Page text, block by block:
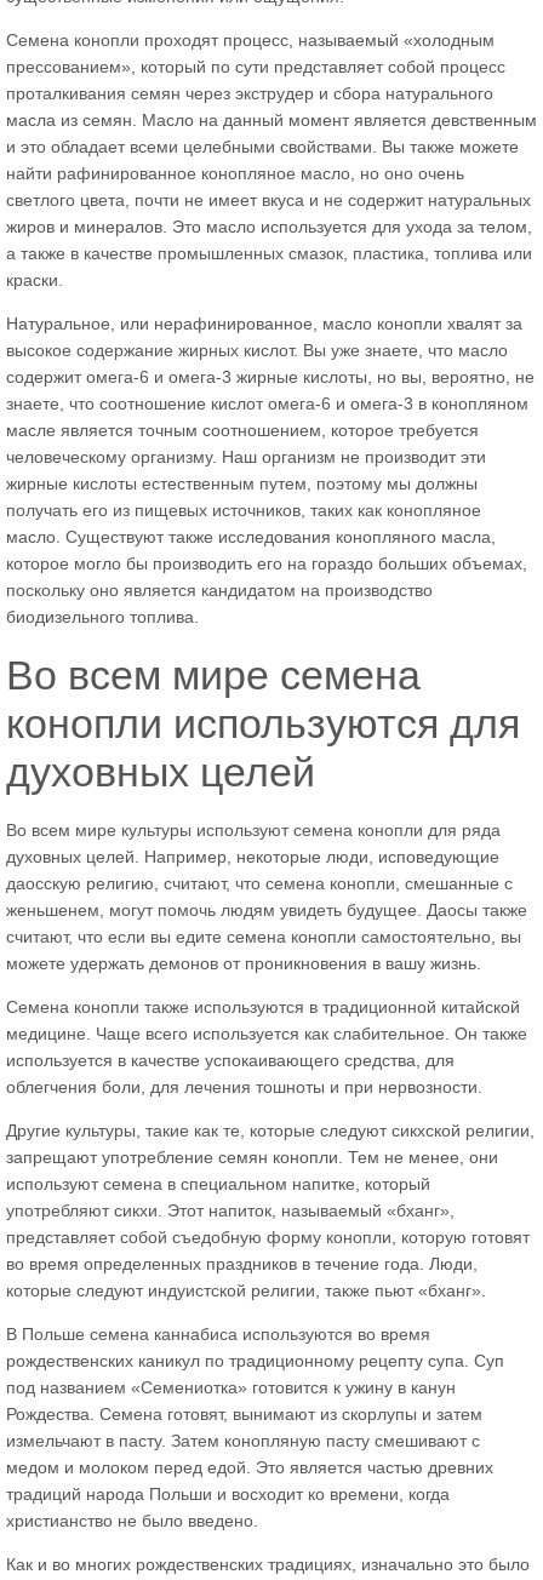
Семена конопли проходят процесс, называемый «холодным
прессованием», который по сути представляет собой процесс
проталкивания семян через экструдер и сбора натурального
масла из семян. Масло на данный момент является девственным
и это обладает всеми целебными свойствами. Вы также можете
найти рафинированное конопляное масло, но оно очень
светлого цвета, почти не имеет вкуса и не содержит натуральных
жиров и минералов. Это масло используется для ухода за телом,
а также в качестве промышленных смазок, пластика, топлива или
краски.
Натуральное, или нерафинированное, масло конопли хвалят за
высокое содержание жирных кислот. Вы уже знаете, что масло
содержит омега-6 и омега-3 жирные кислоты, но вы, вероятно, не
знаете, что соотношение кислот омега-6 и омега-3 в конопляном
масле является точным соотношением, которое требуется
человеческому организму. Наш организм не производит эти
жирные кислоты естественным путем, поэтому мы должны
получать его из пищевых источников, таких как конопляное
масло. Существуют также исследования конопляного масла,
которое могло бы производить его на гораздо больших объемах,
поскольку оно является кандидатом на производство
биодизельного топлива.
Во всем мире семена
конопли используются для
духовных целей
Во всем мире культуры используют семена конопли для ряда
духовных целей. Например, некоторые люди, исповедующие
даосскую религию, считают, что семена конопли, смешанные с
женьшенем, могут помочь людям увидеть будущее. Даосы также
считают, что если вы едите семена конопли самостоятельно, вы
можете удержать демонов от проникновения в вашу жизнь.
Семена конопли также используются в традиционной китайской
медицине. Чаще всего используется как слабительное. Он также
используется в качестве успокаивающего средства, для
облегчения боли, для лечения тошноты и при нервозности.
Другие культуры, такие как те, которые следуют сикхской религии,
запрещают употребление семян конопли. Тем не менее, они
используют семена в специальном напитке, который
употребляют сикхи. Этот напиток, называемый «бханг»,
представляет собой съедобную форму конопли, которую готовят
во время определенных праздников в течение года. Люди,
которые следуют индуистской религии, также пьют «бханг».
В Польше семена каннабиса используются во время
рождественских каникул по традиционному рецепту супа. Суп
под названием «Семениотка» готовится к ужину в канун
Рождества. Семена готовят, вынимают из скорлупы и затем
измельчают в пасту. Затем конопляную пасту смешивают с
медом и молоком перед едой. Это является частью древних
традиций народа Польши и восходит ко времени, когда
христианство не было введено.
Как и во многих рождественских традициях, изначально это было